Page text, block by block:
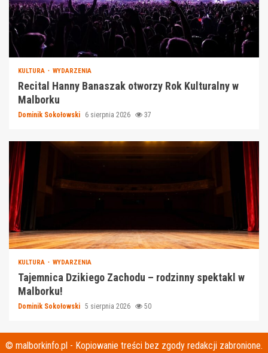
KULTURA WYDARZENIA
Recital Hanny Banaszak otworzy Rok Kulturalny w
Malborku
Dominik Sokołowski 6 sierpnia 2026 37
KULTURA WYDARZENIA
Tajemnica Dzikiego Zachodu – rodzinny spektakl w
Malborku!
Dominik Sokołowski 5 sierpnia 2026 50
© malborkinfo.pl - Kopiowanie treści bez zgody redakcji zabronione.